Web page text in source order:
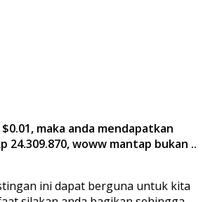
maka anda mendapatkan
24.309.870,woww mantap bukan ..
ini dapat berguna untuk kita